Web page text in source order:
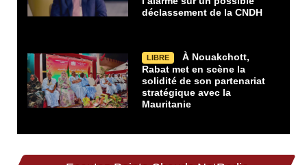
déclassement de la CNDH
LIBRE
À Nouakchott,
Rabat met en scène la
solidité de son partenariat
stratégique avec la
Mauritanie